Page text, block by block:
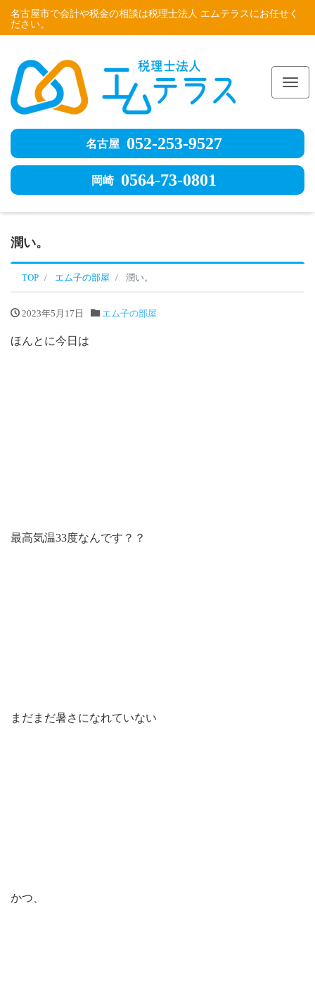
名古屋市で会計や税金の相談は税理士法人 エムテラスにお任せく
ださい。
名古屋 052-253-9527
岡崎 0564-73-0801
潤い。
TOP エム子の部屋 潤い。
2023年5月17日 エム子の部屋
ほんとに今日は
最高気温33度なんです？？
まだまだ暑さになれていない
かつ、